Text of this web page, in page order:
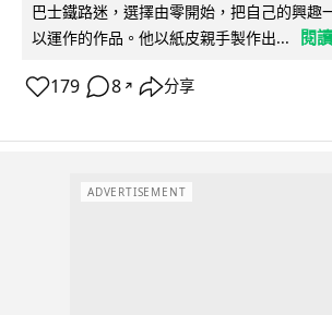
巴士鐵路迷，選擇由零開始，把自己的興趣
以運作的作品。他以紙皮親手製作出...
閱
179 8 ↗ 分享
ADVERTISEMENT